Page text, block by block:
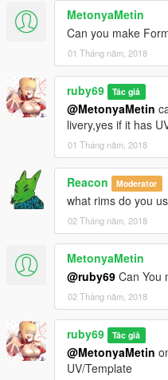
MetonyaMetin
Can you make
01 Tháng năm, 2018
ruby69 Tác giả
@MetonyaMetin
livery,yes if it has
01 Tháng năm, 2018
Reacon Moderator
what rims do you
02 Tháng năm, 2018
MetonyaMetin
@ruby69 Can You
02 Tháng năm, 2018
ruby69 Tác giả
@MetonyaMetin
UV/Template